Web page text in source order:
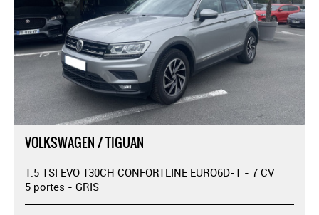
VOLKSWAGEN / TIGUAN
1.5 TSI EVO 130CH CONFORTLINE EURO6D-T - 7 CV
5 portes - GRIS